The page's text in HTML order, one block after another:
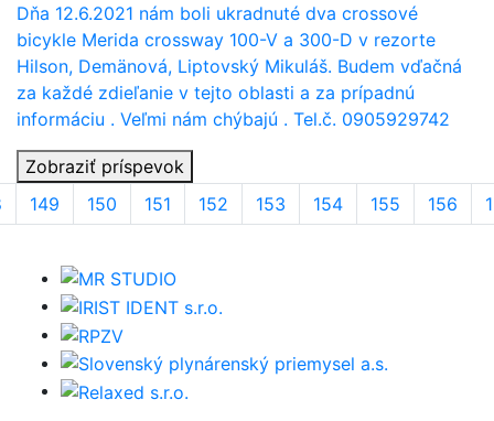
Dňa 12.6.2021 nám boli ukradnuté dva crossové
bicykle Merida crossway 100-V a 300-D v rezorte
Hilson, Demänová, Liptovský Mikuláš. Budem vďačná
za každé zdieľanie v tejto oblasti a za prípadnú
informáciu . Veľmi nám chýbajú . Tel.č. 0905929742
Zobraziť príspevok
149 150 151 152 153 154 155 156